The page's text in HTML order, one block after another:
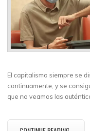
El capitalismo siempre se
continuamente, y se
que no veamos las